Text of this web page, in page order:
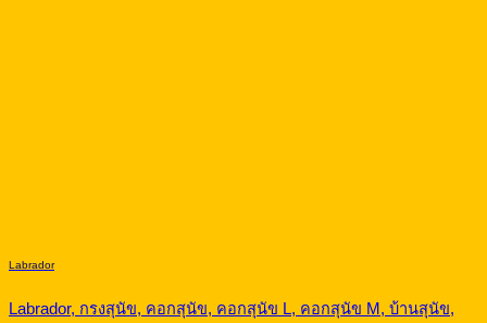
Labrador
Labrador, กรงสุนัข, คอกสุนัข, คอกสุนัข L, คอกสุนัข M, บ้านสุนัข,